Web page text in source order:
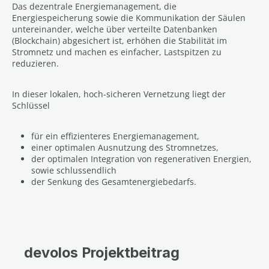
Das dezentrale Energiemanagement, die
Energiespeicherung sowie die Kommunikation der Säulen
untereinander, welche über verteilte Datenbanken
(Blockchain) abgesichert ist, erhöhen die Stabilität im
Stromnetz und machen es einfacher, Lastspitzen zu
reduzieren.
In dieser lokalen, hoch-sicheren Vernetzung liegt der
Schlüssel
für ein effizienteres Energiemanagement,
einer optimalen Ausnutzung des Stromnetzes,
der optimalen Integration von regenerativen Energien,
sowie schlussendlich
der Senkung des Gesamtenergiebedarfs.
devolos Projektbeitrag